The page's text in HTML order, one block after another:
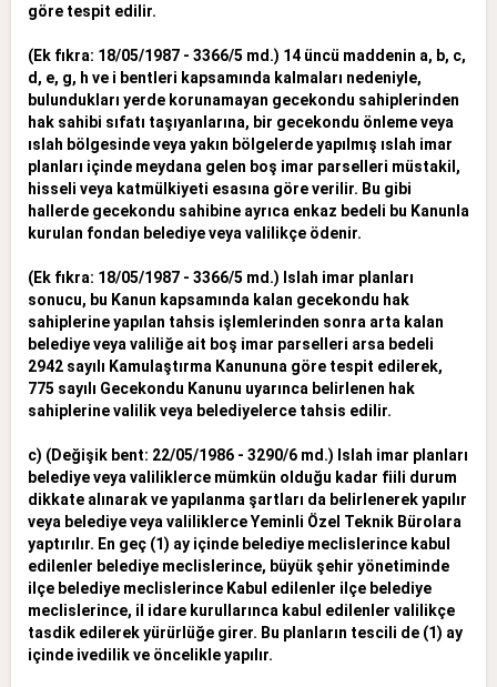
göre tespit edilir.
(Ek fıkra: 18/05/1987 - 3366/5 md.) 14 üncü maddenin a, b, c,
d, e, g, h ve i bentleri kapsamında kalmaları nedeniyle,
bulundukları yerde korunamayan gecekondu sahiplerinden
hak sahibi sıfatı taşıyanlarına, bir gecekondu önleme veya
ıslah bölgesinde veya yakın bölgelerde yapılmış ıslah imar
planları içinde meydana gelen boş imar parselleri müstakil,
hisseli veya katmülkiyeti esasına göre verilir. Bu gibi
hallerde gecekondu sahibine ayrıca enkaz bedeli bu Kanunla
kurulan fondan belediye veya valilikçe ödenir.
(Ek fıkra: 18/05/1987 - 3366/5 md.) Islah imar planları
sonucu, bu Kanun kapsamında kalan gecekondu hak
sahiplerine yapılan tahsis işlemlerinden sonra arta kalan
belediye veya valiliğe ait boş imar parselleri arsa bedeli
2942 sayılı Kamulaştırma Kanununa göre tespit edilerek,
775 sayılı Gecekondu Kanunu uyarınca belirlenen hak
sahiplerine valilik veya belediyelerce tahsis edilir.
c) (Değişik bent: 22/05/1986 - 3290/6 md.) Islah imar planları
belediye veya valiliklerce mümkün olduğu kadar fiili durum
dikkate alınarak ve yapılanma şartları da belirlenerek yapılır
veya belediye veya valiliklerce Yeminli Özel Teknik Bürolara
yaptırılır. En geç (1) ay içinde belediye meclislerince kabul
edilenler belediye meclislerince, büyük şehir yönetiminde
ilçe belediye meclislerince Kabul edilenler ilçe belediye
meclislerince, il idare kurullarınca kabul edilenler valilikçe
tasdik edilerek yürürlüğe girer. Bu planların tescili de (1) ay
içinde ivedilik ve öncelikle yapılır.